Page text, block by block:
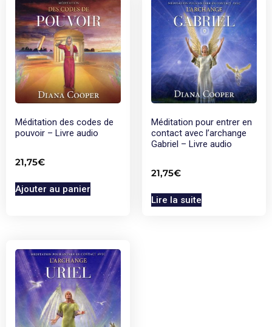
Méditation des codes de
pouvoir – Livre audio
21,75€
Ajouter au panier
Méditation pour entrer en
contact avec l’archange
Gabriel – Livre audio
21,75€
Lire la suite